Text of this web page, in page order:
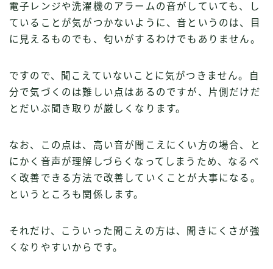
電子レンジや洗濯機のアラームの音がしていても、し
ていることが気がつかないように、音というのは、目
に見えるものでも、匂いがするわけでもありません。
ですので、聞こえていないことに気がつきません。自
分で気づくのは難しい点はあるのですが、片側だけだ
とだいぶ聞き取りが厳しくなります。
なお、この点は、高い音が聞こえにくい方の場合、と
にかく音声が理解しづらくなってしまうため、なるべ
く改善できる方法で改善していくことが大事になる。
というところも関係します。
それだけ、こういった聞こえの方は、聞きにくさが強
くなりやすいからです。